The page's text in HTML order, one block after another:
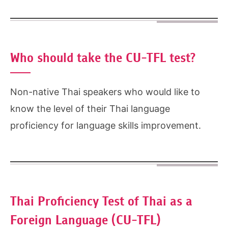
Who should take the CU-TFL test?
Non-native Thai speakers who would like to
know the level of their Thai language
proficiency for language skills improvement.
Thai Proficiency Test of Thai as a
Foreign Language (CU-TFL)